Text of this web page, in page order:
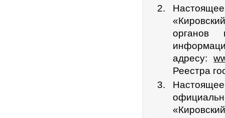
Настоящее
органов
адресу:
Реестра